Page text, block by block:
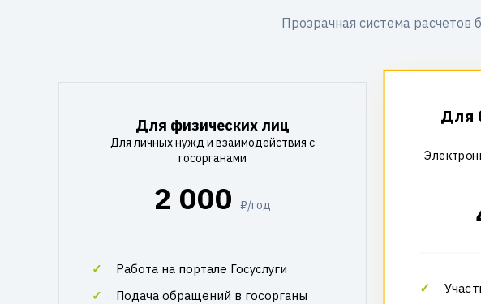
Прозрачная система расчетов
Для физических лиц
Для личных нужд и взаимодействия с
госорганами
2 000 ₽/год
Работа на портале Госуслуги
Подача обращений в госорганы
Для